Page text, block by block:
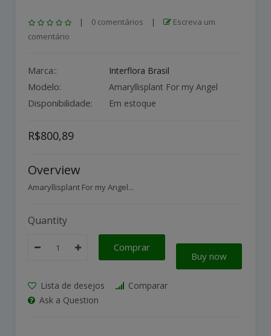
| 0 comentários |
Escreva um
comentário
Marca:: Interflora Brasil
Modelo: Amaryllisplant For my Angel
Disponibilidade: Em estoque
R$800,89
Overview
Amaryllisplant For my Angel...
Quantity
Comprar
Buy now
Lista de desejos
Comparar
Ask a Question